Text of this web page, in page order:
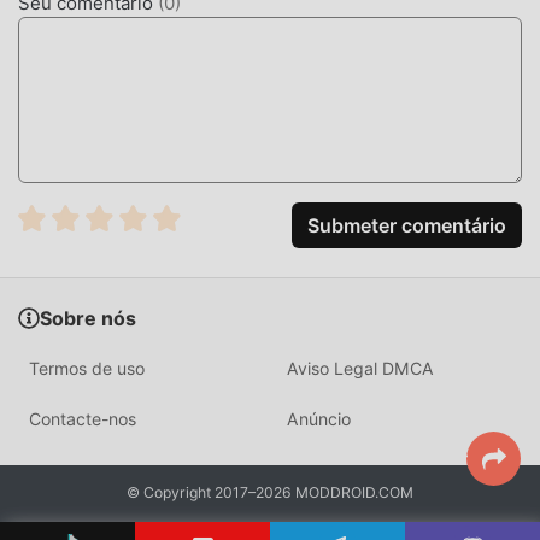
com um click. Tem muitos jogos mod populares esperando
Submeter comentário
Sobre nós
Termos de uso Aviso Legal DMCA
Contacte-nos Anúncio
© Copyright 2017–2026 MODDROID.COM